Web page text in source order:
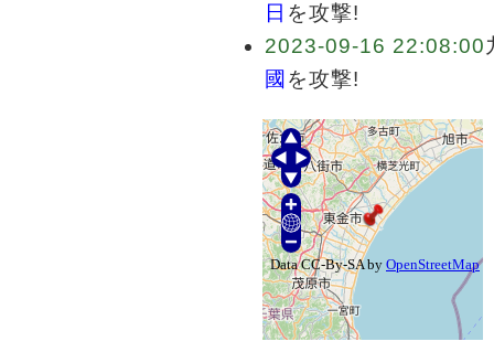
日 を攻撃!
2023-09-16 22:08:00
國 を攻撃!